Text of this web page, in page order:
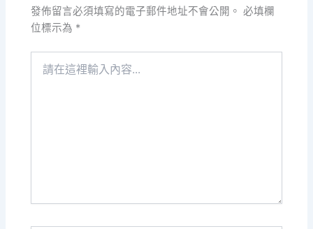
發佈留言必須填寫的電子郵件地址不會公開。 必填欄
位標示為 *